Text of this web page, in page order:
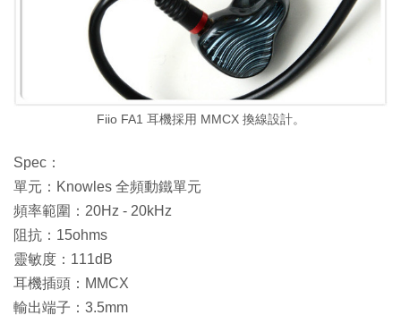
Fiio FA1 耳機採用 MMCX 換線設計。
Spec：
單元：Knowles 全頻動鐵單元
頻率範圍：20Hz - 20kHz
阻抗：15ohms
靈敏度：111dB
耳機插頭：MMCX
輸出端子：3.5mm